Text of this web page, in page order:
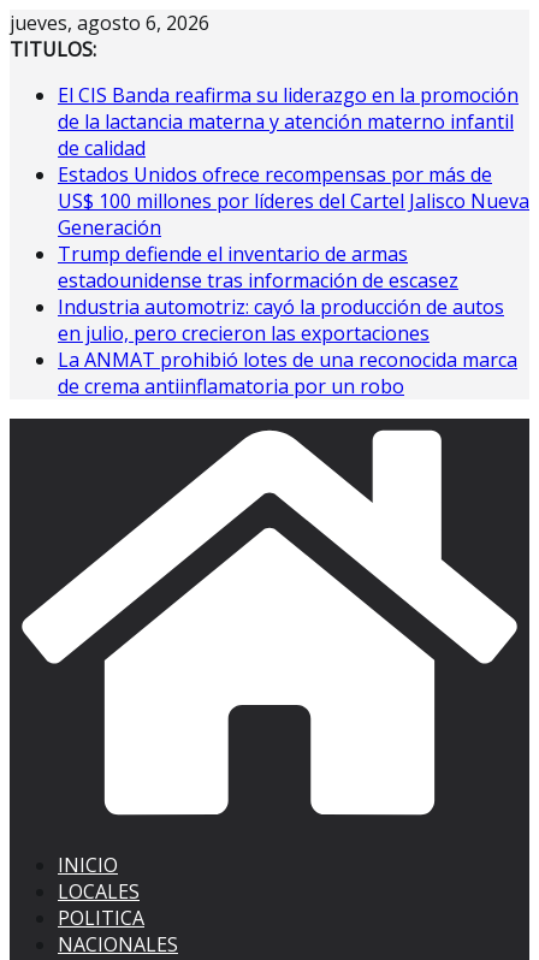
Saltar
al
jueves, agosto 6, 2026
TITULOS:
El CIS Banda reafirma su liderazgo en la promoción
de la lactancia materna y atención materno infantil
de calidad
Estados Unidos ofrece recompensas por más de
US$ 100 millones por líderes del Cartel Jalisco Nueva
Generación
Trump defiende el inventario de armas
estadounidense tras información de escasez
Industria automotriz: cayó la producción de autos
en julio, pero crecieron las exportaciones
La ANMAT prohibió lotes de una reconocida marca
de crema antiinflamatoria por un robo
INICIO
LOCALES
POLITICA
NACIONALES